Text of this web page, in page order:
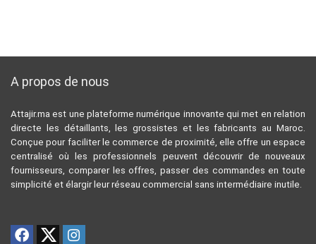
A propos de nous
Attajir.ma est une plateforme numérique innovante qui met en relation
directe les détaillants, les grossistes et les fabricants au Maroc.
Conçue pour faciliter le commerce de proximité, elle offre un espace
centralisé où les professionnels peuvent découvrir de nouveaux
fournisseurs, comparer les offres, passer des commandes en toute
simplicité et élargir leur réseau commercial sans intermédiaire inutile.